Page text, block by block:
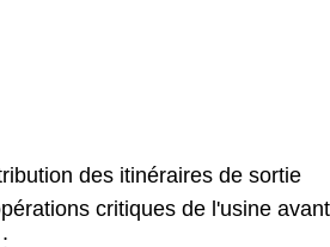
des itinéraires de sortie
critiques de l'usine